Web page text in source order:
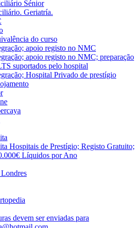
Sénior
Geriatría.
do curso
apoio registo no NMC
apoio registo no NMC; preparação
suportados pelo hospital
Hospital Privado de prestígio
Hospitais de Prestígio; Registo Gratuito;
Líquidos por Ano
Londres
devem ser enviadas para